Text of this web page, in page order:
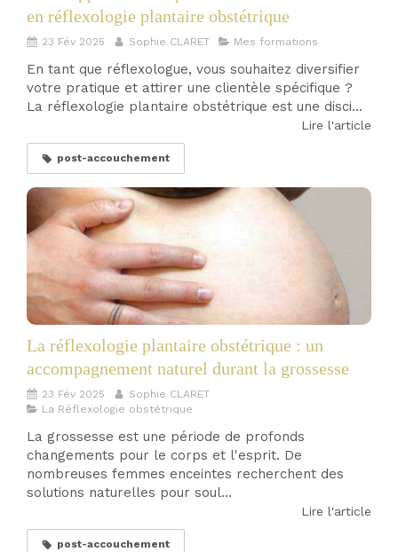
en réflexologie plantaire obstétrique
23 Fév 2025 Sophie CLARET Mes formations
En tant que réflexologue, vous souhaitez diversifier
votre pratique et attirer une clientèle spécifique ?
La réflexologie plantaire obstétrique est une disci...
Lire l'article
post-accouchement
La réflexologie plantaire obstétrique : un
accompagnement naturel durant la grossesse
23 Fév 2025
Sophie CLARET
La Réflexologie obstétrique
La grossesse est une période de profonds
changements pour le corps et l'esprit. De
nombreuses femmes enceintes recherchent des
solutions naturelles pour soul...
Lire l'article
post-accouchement